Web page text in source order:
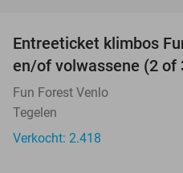
Entreeticket klimbos
en/of volwassene (2 of
Fun Forest Venlo
Tegelen
Verkocht: 2.418